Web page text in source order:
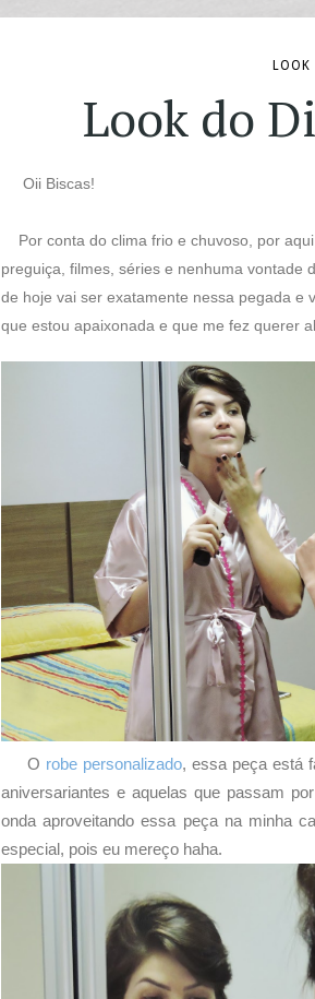
LOOK
Look do
Oii Biscas!
Por conta do clima frio e chuvoso, por
preguiça, filmes, séries e nenhuma vontade
de hoje vai ser exatamente nessa pegada e
que estou apaixonada e que me fez querer
O robe personalizado, essa peça está
aniversariantes e aquelas que passam
onda aproveitando essa peça na minha
especial, pois eu mereço haha.